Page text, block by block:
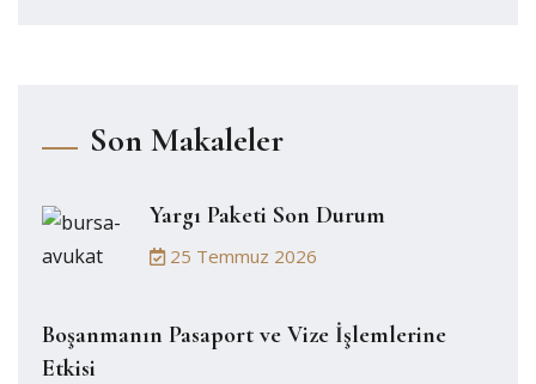
Son Makaleler
Yargı Paketi Son Durum
25 Temmuz 2026
Boşanmanın Pasaport ve Vize İşlemlerine
Etkisi